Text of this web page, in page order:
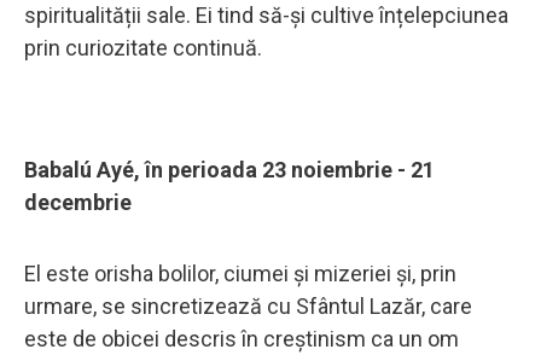
spiritualității sale. Ei tind să-și cultive înțelepciunea
prin curiozitate continuă.
Babalú Ayé, în perioada 23 noiembrie - 21
decembrie
El este orisha bolilor, ciumei și mizeriei și, prin
urmare, se sincretizează cu Sfântul Lazăr, care
este de obicei descris în creștinism ca un om